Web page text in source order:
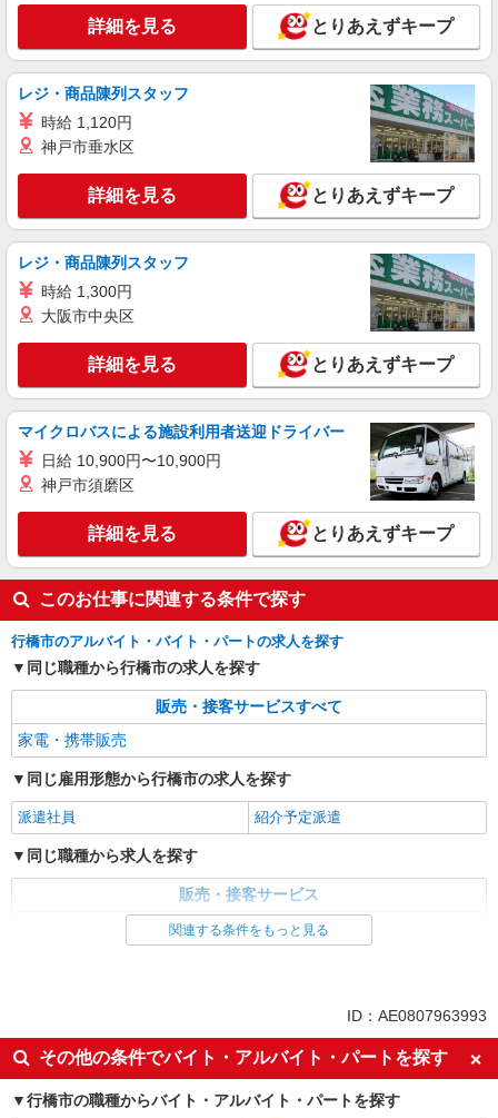
詳細を見る とりあえずキープ
レジ・商品陳列スタッフ
時給 1,120円
神戸市垂水区
詳細を見る とりあえずキープ
レジ・商品陳列スタッフ
時給 1,300円
大阪市中央区
詳細を見る とりあえずキープ
マイクロバスによる施設利用者送迎ドライバー
日給 10,900円〜10,900円
神戸市須磨区
詳細を見る とりあえずキープ
このお仕事に関連する条件で探す
行橋市のアルバイト・バイト・パートの求人を探す
同じ職種から行橋市の求人を探す
販売・接客サービスすべて
家電・携帯販売
同じ雇用形態から行橋市の求人を探す
派遣社員 紹介予定派遣
同じ職種から求人を探す
販売・接客サービス
関連する条件をもっと見る
ID：AE0807963993
その他の条件でバイト・アルバイト・パートを探す
行橋市の職種からバイト・アルバイト・パートを探す